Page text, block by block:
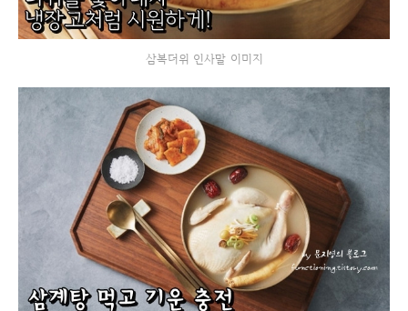
삼복더위 인사말 이미지